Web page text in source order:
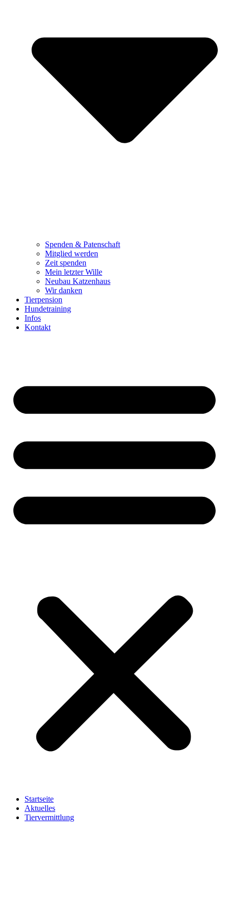
Spenden & Patenschaft
Mitglied werden
Zeit spenden
Mein letzter Wille
Neubau Katzenhaus
Wir danken
Tierpension
Hundetraining
Infos
Kontakt
Startseite
Aktuelles
Tiervermittlung